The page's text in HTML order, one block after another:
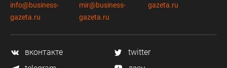
info@business-
gazeta.ru
mir@business-
gazeta.ru
gazeta.ru
вконтакте
twitter